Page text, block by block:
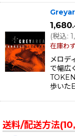
1,680
(税込:
在庫わ
メロデ
で幅広
歩いた
送料/配送方法